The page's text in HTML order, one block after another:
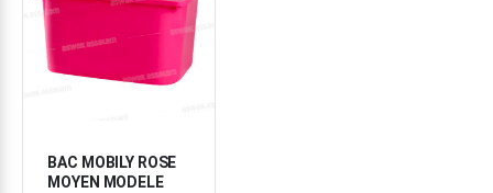
BAC MOBILY ROSE
MOYEN MODELE